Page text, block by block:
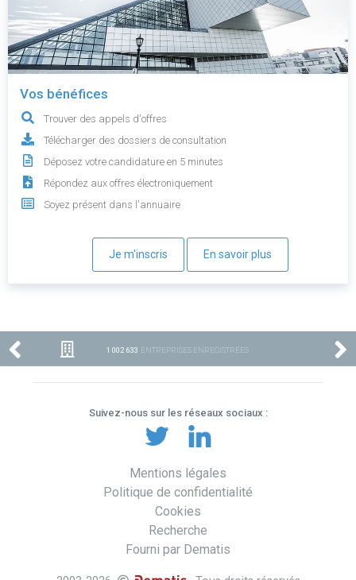
Vos bénéfices
Trouver des appels d'offres
Télécharger des dossiers de consultation
Déposez votre candidature en 5 minutes
Répondez aux offres électroniquement
Soyez présent dans l'annuaire
Je m'inscris En savoir plus
1 002 633 ENTREPRISES ENREGISTRÉES
Suivez-nous sur les réseaux sociaux :
Mentions légales
Politique de confidentialité
Cookies
Recherche
Fourni par Dematis